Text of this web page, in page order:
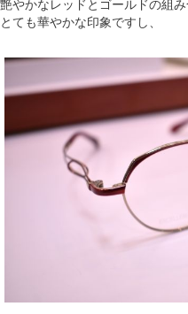
艶やかなレッドとゴールドの組み
とても華やかな印象ですし、